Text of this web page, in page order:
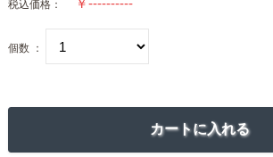
税込価格：
個数 ：